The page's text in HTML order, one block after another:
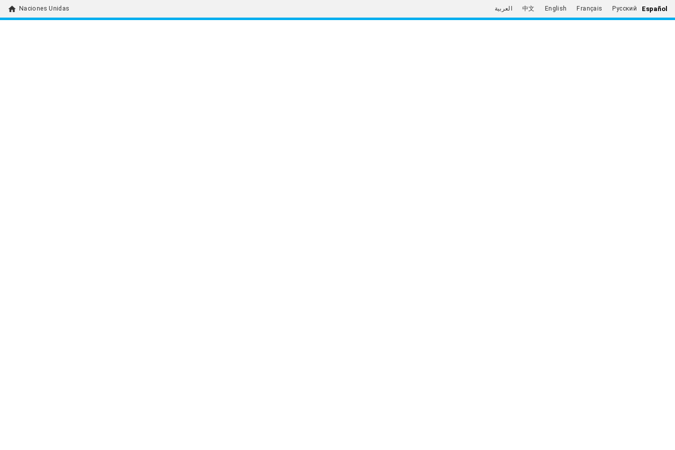
home Naciones Unidas العربية 中文 English Français Русский Español